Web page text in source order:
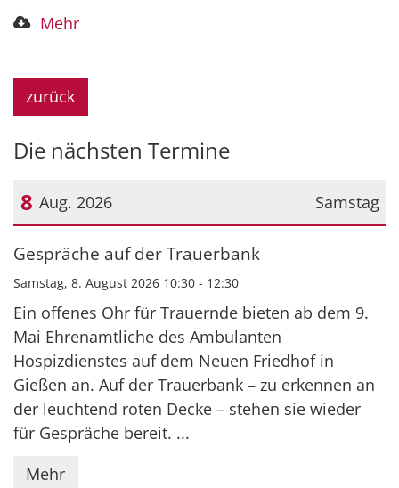
Mehr
zurück
Die nächsten Termine
Samstag
8 Aug. 2026
Datum: 8. August 2026
Gespräche auf der Trauerbank
Samstag, 8. August 2026 10:30 - 12:30
Ein offenes Ohr für Trauernde bieten ab dem 9.
Mai Ehrenamtliche des Ambulanten
Hospizdienstes auf dem Neuen Friedhof in
Gießen an. Auf der Trauerbank – zu erkennen an
der leuchtend roten Decke – stehen sie wieder
für Gespräche bereit. ...
Mehr